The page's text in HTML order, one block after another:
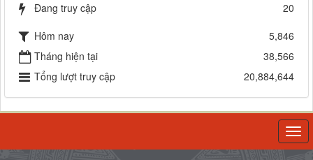
Đang truy cập
20
Hôm nay
5,846
Tháng hiện tại
38,566
Tổng lượt truy cập
20,884,644